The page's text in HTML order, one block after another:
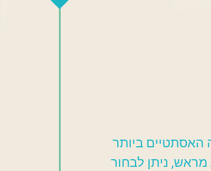
האסתטיים ביותר
ניתן לבחור